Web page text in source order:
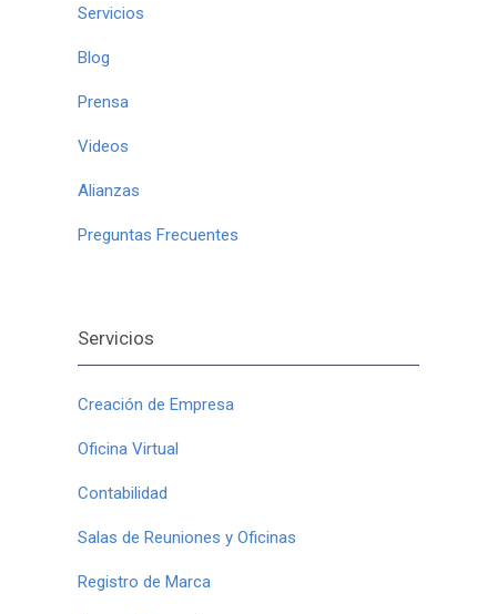
Servicios
Blog
Prensa
Videos
Alianzas
Preguntas Frecuentes
Servicios
Creación de Empresa
Oficina Virtual
Contabilidad
Salas de Reuniones y Oficinas
Registro de Marca